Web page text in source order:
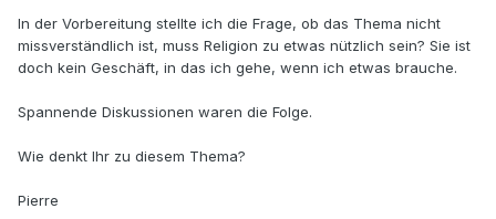
In der Vorbereitung stellte ich die Frage, ob das Thema nicht
missverständlich ist, muss Religion zu etwas nützlich sein? Sie ist
doch kein Geschäft, in das ich gehe, wenn ich etwas brauche.
Spannende Diskussionen waren die Folge.
Wie denkt Ihr zu diesem Thema?
Pierre